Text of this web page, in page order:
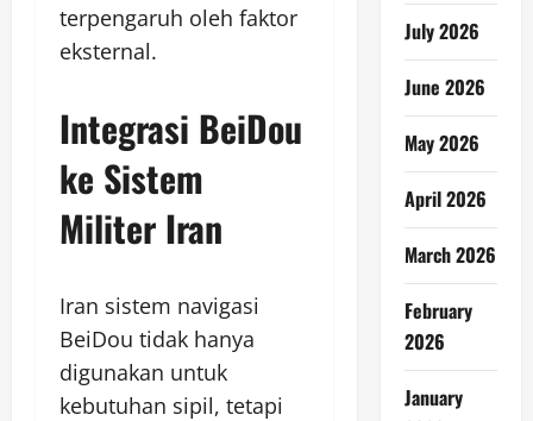
terpengaruh oleh faktor
eksternal.
Integrasi BeiDou
ke Sistem
Militer Iran
Iran sistem navigasi
BeiDou tidak hanya
digunakan untuk
kebutuhan sipil, tetapi
July 2026
June 2026
May 2026
April 2026
March 2026
February
2026
January